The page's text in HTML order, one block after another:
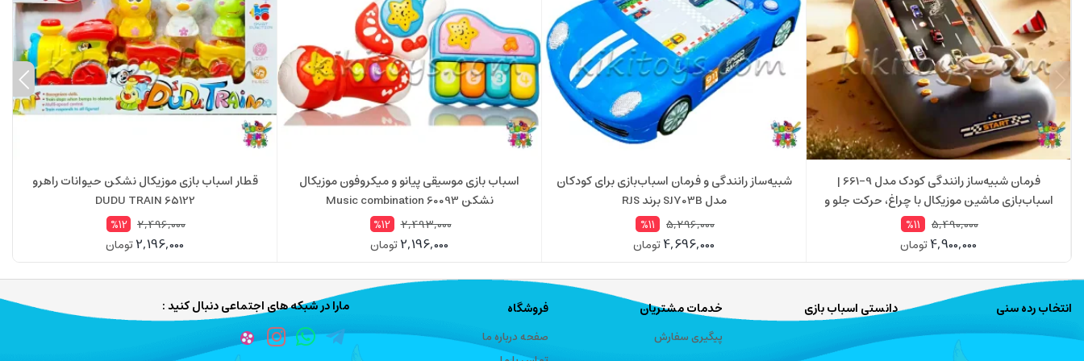
فرمان شبیه‌ساز رانندگی کودک مدل 9-661 |
اسباب‌بازی ماشین موزیکال با چراغ، حرکت جلو و
عقب
5,490,000
%11
4,900,000تومان
شبیه‌ساز رانندگی و فرمان اسباب‌بازی برای کودکان
مدل SJ703B برند RJS
5,296,000
%11
4,696,000تومان
اسباب بازی موسیقی پیانو و میکروفون موزیکال
نشکن Music combination 60093
2,493,000
%12
2,196,000تومان
قطار اسباب بازی موزیکال نشکن حیوانات راهرو
65122 DUDU TRAIN
2,496,000
%12
2,196,000تومان
انتخاب رده سنی دانستی اسباب بازی خدمات مشتریان
پیگیری سفارش
فروشگاه
صفحه درباره ما
مارا در شبکه های اجتماعی دنبال کنید :